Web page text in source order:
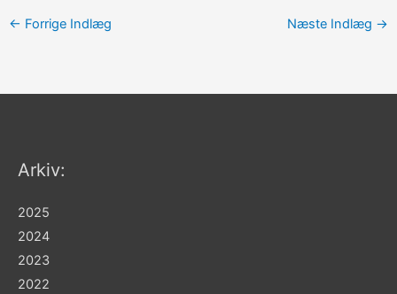
← Forrige Indlæg Næste Indlæg →
Arkiv:
2025
2024
2023
2022